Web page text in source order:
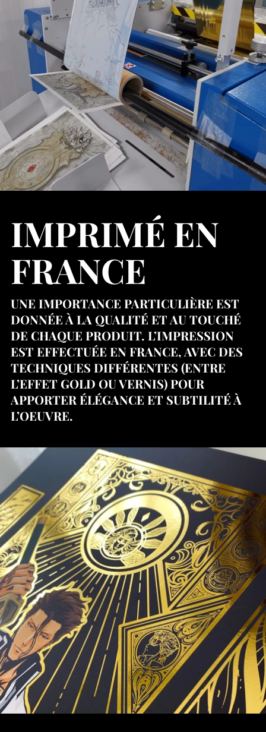
IMPRIMÉ EN
FRANCE
UNE IMPORTANCE PARTICULIÈRE EST
DONNÉE À LA QUALITÉ ET AU TOUCHÉ
DE CHAQUE PRODUIT. L’IMPRESSION
EST EFFECTUÉE EN FRANCE, AVEC DES
TECHNIQUES DIFFÉRENTES (ENTRE
L’EFFET GOLD OU VERNIS) POUR
APPORTER ÉLÉGANCE ET SUBTILITÉ À
L’OEUVRE.